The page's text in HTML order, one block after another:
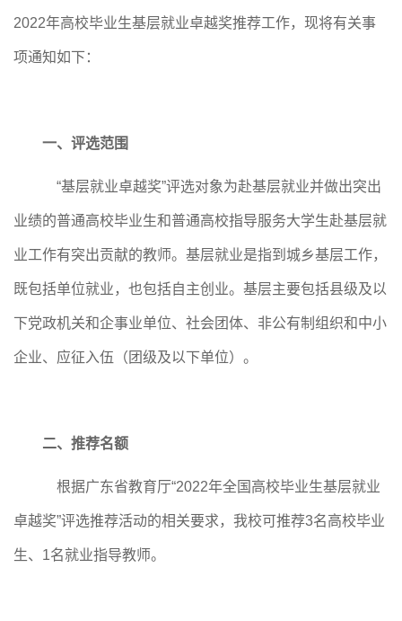
2022年高校毕业生基层就业卓越奖推荐工作， 现将有关事
项通知如下：
一、评选范围
“基层就业卓越奖”评选对象为赴基层就业并做出突出
业绩的普通高校毕业生和普通高校指导服务大学生赴基层就
业工作有突出贡献的教师。基层就业是指到城乡基层工作，
既包括单位就业，也包括自主创业。基层主要包括县级及以
下党政机关和企事业单位、社会团体、非公有制组织和中小
企业、应征入伍（团级及以下单位）。
二、推荐名额
根据广东省教育厅“2022年全国高校毕业生基层就业
卓越奖”评选推荐活动的相关要求，我校可推荐3名高校毕业
生、1名就业指导教师。